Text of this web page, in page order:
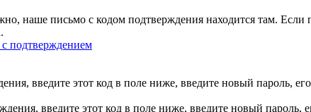
наше письмо с кодом подтверждения находится там.
подтверждением
введите этот код в поле ниже, введите новый пароль,
введите этот код в поле ниже, введите новый пароль,